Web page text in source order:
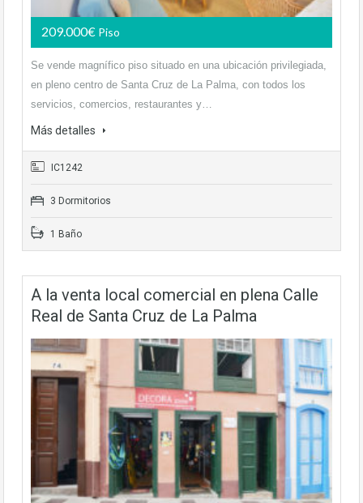
209.000€ Piso
Se vende magnífico piso situado en una ubicación privilegiada,
en pleno centro de Santa Cruz de La Palma, con todos los
servicios, comercios, restaurantes y…
Más detalles
IC1242
3 Dormitorios
1 Baño
A la venta local comercial en plena Calle
Real de Santa Cruz de La Palma